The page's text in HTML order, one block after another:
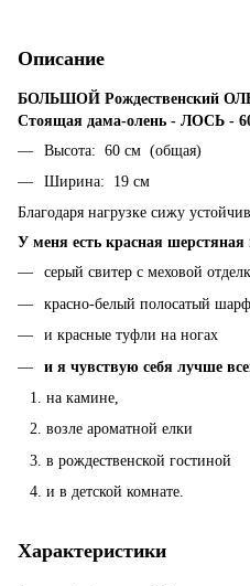
Описание
БОЛЬШОЙ Рождественский
Стоящая дама-олень - ЛОСЬ -
Высота: 60 ​​см (общая)
Ширина: 19 см
Благодаря нагрузке сижу
У меня есть красная
серый свитер с меховой
красно-белый полосатый шарф
и красные туфли на ногах
и я чувствую себя лучше
на камине,
возле ароматной елки
в рождественской гостиной
и в детской комнате.
Характеристики